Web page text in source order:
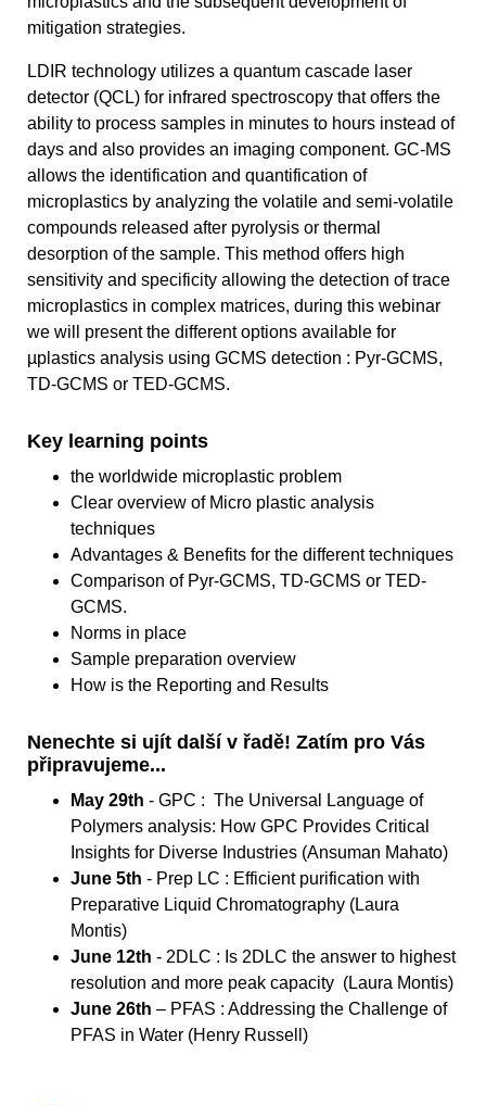
mitigation strategies.
LDIR technology utilizes a quantum cascade laser
detector (QCL) for infrared spectroscopy that offers the
ability to process samples in minutes to hours instead of
days and also provides an imaging component. GC-MS
allows the identification and quantification of
microplastics by analyzing the volatile and semi-volatile
compounds released after pyrolysis or thermal
desorption of the sample. This method offers high
sensitivity and specificity allowing the detection of trace
microplastics in complex matrices, during this webinar
we will present the different options available for
µplastics analysis using GCMS detection : Pyr-GCMS,
TD-GCMS or TED-GCMS.
Key learning points
the worldwide microplastic problem
Clear overview of Micro plastic analysis
techniques
Advantages & Benefits for the different techniques
Comparison of Pyr-GCMS, TD-GCMS or TED-
GCMS.
Norms in place
Sample preparation overview
How is the Reporting and Results
Nenechte si ujít další v řadě! Zatím pro Vás
připravujeme...
May 29th - GPC : The Universal Language of
Polymers analysis: How GPC Provides Critical
Insights for Diverse Industries (Ansuman Mahato)
June 5th - Prep LC : Efficient purification with
Preparative Liquid Chromatography (Laura
Montis)
June 12th - 2DLC : Is 2DLC the answer to highest
resolution and more peak capacity (Laura Montis)
June 26th – PFAS : Addressing the Challenge of
PFAS in Water (Henry Russell)